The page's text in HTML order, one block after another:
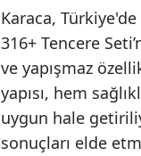
Karaca,
316+ Tencere
ve yapışmaz
yapısı, hem
uygun hale
sonuçları elde